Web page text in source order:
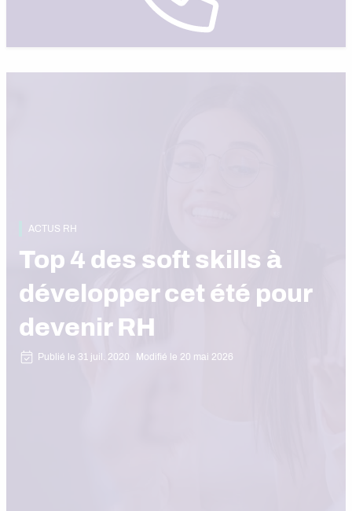
ACTUS RH
Top 4 des soft skills à
développer cet été pour
devenir RH
Publié le 31 juil. 2020 Modifié le 20 mai 2026